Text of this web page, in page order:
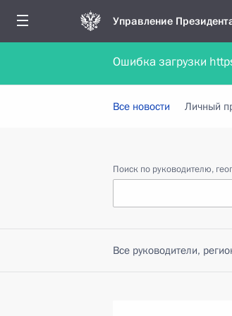
Управление
Обратиться в форме
Все новости Личный
Поиск по руководителю,
Все руководители,
Ошибка загрузки